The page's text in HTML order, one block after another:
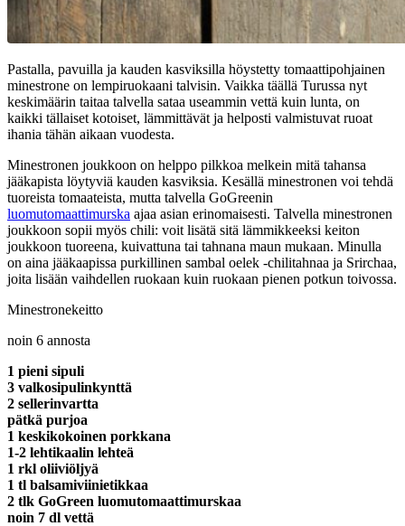
Pastalla, pavuilla ja kauden kasviksilla höystetty tomaattipohjainen
minestrone on lempiruokaani talvisin. Vaikka täällä Turussa nyt
keskimäärin taitaa talvella sataa useammin vettä kuin lunta, on
kaikki tällaiset kotoiset, lämmittävät ja helposti valmistuvat ruoat
ihania tähän aikaan vuodesta.
Minestronen joukkoon on helppo pilkkoa melkein mitä tahansa
jääkapista löytyviä kauden kasviksia. Kesällä minestronen voi tehdä
tuoreista tomaateista, mutta talvella GoGreenin
luomutomaattimurska ajaa asian erinomaisesti. Talvella minestronen
joukkoon sopii myös chili: voit lisätä sitä lämmikkeeksi keiton
joukkoon tuoreena, kuivattuna tai tahnana maun mukaan. Minulla
on aina jääkaapissa purkillinen sambal oelek -chilitahnaa ja Srirchaa,
joita lisään vaihdellen ruokaan kuin ruokaan pienen potkun toivossa.
Minestronekeitto
noin 6 annosta
1 pieni sipuli
3 valkosipulinkynttä
2 sellerinvartta
pätkä purjoa
1 keskikokoinen porkkana
1-2 lehtikaalin lehteä
1 rkl oliiviöljyä
1 tl balsamiviinietikkaa
2 tlk GoGreen luomutomaattimurskaa
noin 7 dl vettä